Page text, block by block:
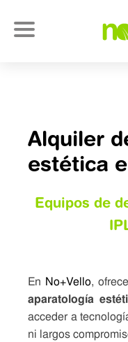
Alquiler
estética
Equipos de
En No+Vello,
aparatología
acceder a
ni largos